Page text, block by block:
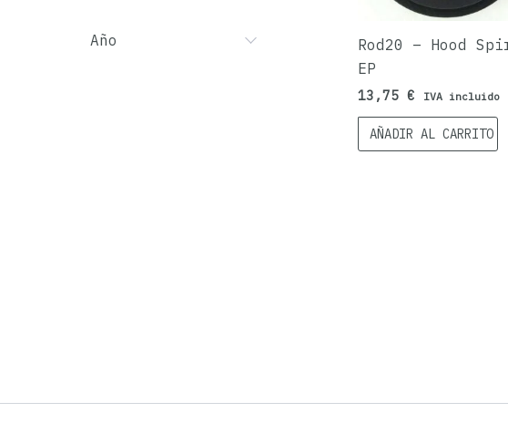
Año
Rod20 – Hood
EP
13,75€ IVA incluido
AÑADIR AL CARRITO